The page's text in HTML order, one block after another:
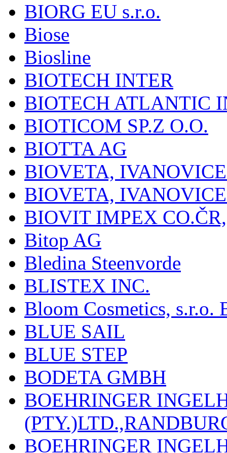
BIORG EU s.r.o.
Biose
Biosline
BIOTECH INTER
BIOTECH ATLANTIC
BIOTICOM SP.Z O.O.
BIOTTA AG
BIOVETA,
BIOVETA,
BIOVIT IMPEX
Bitop AG
Bledina Steenvorde
BLISTEX INC.
Bloom Cosmetics, s.r.o.
BLUE SAIL
BLUE STEP
BODETA GMBH
BOEHRINGER
BOEHRINGER